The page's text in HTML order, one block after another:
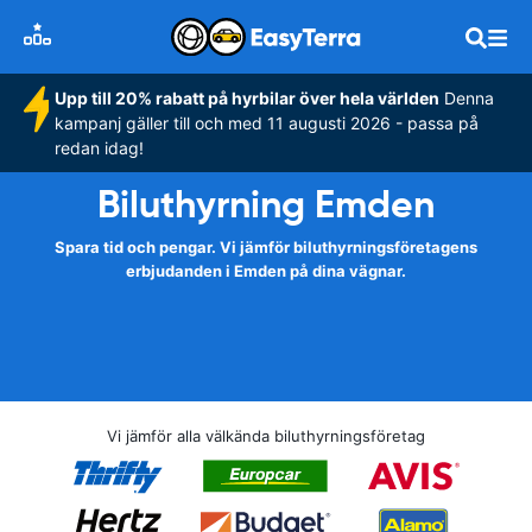
Upp till 20% rabatt på hyrbilar över hela världen Denna
kampanj gäller till och med 11 augusti 2026 - passa på
redan idag!
Biluthyrning Emden
Spara tid och pengar. Vi jämför biluthyrningsföretagens
erbjudanden i Emden på dina vägnar.
Vi jämför alla välkända biluthyrningsföretag